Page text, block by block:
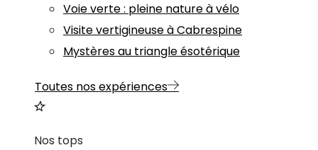
Voie verte : pleine nature à vélo
Visite vertigineuse à Cabrespine
Mystères au triangle ésotérique
Toutes nos expériences
Nos tops